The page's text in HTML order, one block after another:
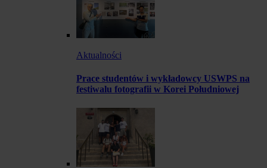
Aktualności
Prace studentów i wykładowcy USWPS na
festiwalu fotografii w Korei Południowej